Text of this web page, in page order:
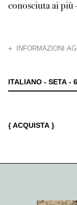
conosciuta ai più
INFORMAZIONI
I ritratti di Gandolfi, a
ITALIANO - SETA -
{ ACQUISTA }